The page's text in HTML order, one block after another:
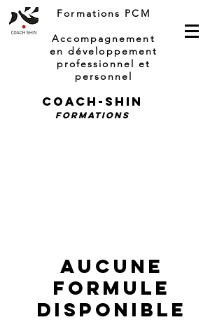
Formations PCM
Accompagnement
en développement
professionnel et
personnel
COACH-SHIN
Formations
Aucune
formule
disponible